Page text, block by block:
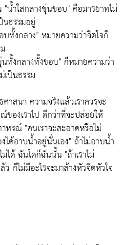
"น้ำใสกลางขุ่นขอบ"คือมารยาทไม่
นธรรมอยู่
บทั้งกลาง"หมายความว่าจิตใจก็
ทั้งกลางทั้งขอบ" ก็หมายความว่า
เป็นธรรม
าสนา ความจริงแล้วเราควรจะ
องเราไป ดีกว่าที่จะปล่อยให้
หรณ์ "คนเราจะสะอาดหรือไม่
ด้อาบน้ำอยู่นั่นเอง"ถ้าไม่อาบน้ำ
ม่ได้ ฉันใดก็ฉันนั้น "ถ้าเราไม่
ก็ไม่มีอะไรจะมาล้างหัวจิตหัวใจ